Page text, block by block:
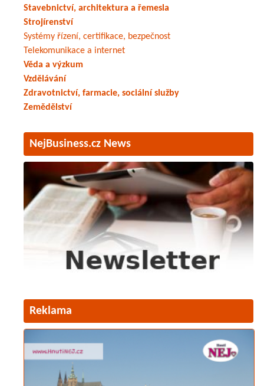
Stavebnictví, architektura a řemesla
Strojírenství
Systémy řízení, certifikace, bezpečnost
Telekomunikace a internet
Věda a výzkum
Vzdělávání
Zdravotnictví, farmacie, sociální služby
Zemědělství
NejBusiness.cz News
Reklama